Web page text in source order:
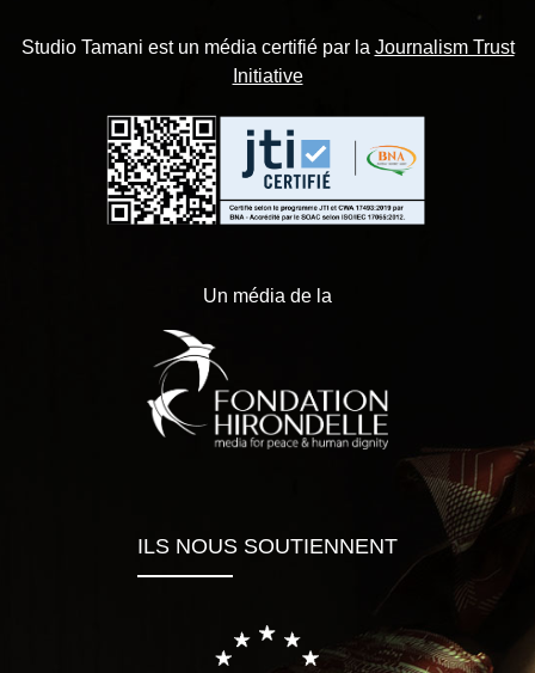
Studio Tamani est un média certifié par la Journalism Trust
Initiative
Un média de la
ILS NOUS SOUTIENNENT